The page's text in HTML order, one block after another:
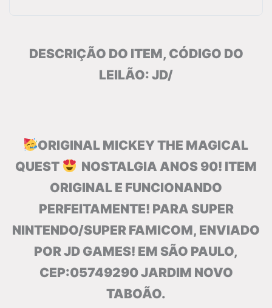
DESCRIÇÃO DO ITEM, CÓDIGO DO
LEILÃO: JD/
ORIGINAL MICKEY THE MAGICAL
QUEST
NOSTALGIA ANOS 90! ITEM
ORIGINAL E FUNCIONANDO
PERFEITAMENTE! PARA SUPER
NINTENDO/SUPER FAMICOM, ENVIADO
POR JD GAMES! EM SÃO PAULO,
CEP:05749290 JARDIM NOVO
TABOÃO.